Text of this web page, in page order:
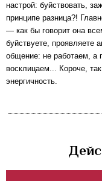
настрой: буйствовать,
принципе разница?!
— как бы говорит она
буйствуете, проявляете
общение: не работаем, а
восклицаем... Короче,
энергичность.